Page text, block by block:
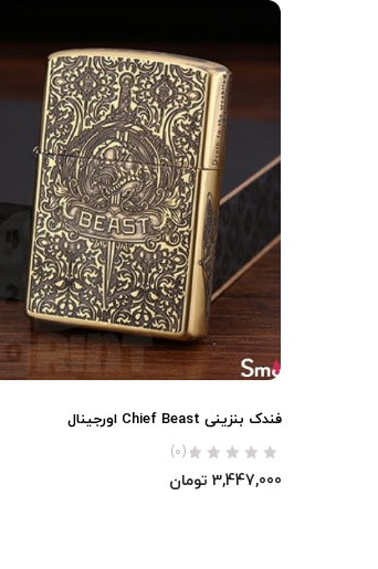
فندک بنزینی Chief Beast اورجینال
(0)
3,447,000 تومان